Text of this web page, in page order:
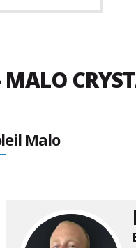
Malo